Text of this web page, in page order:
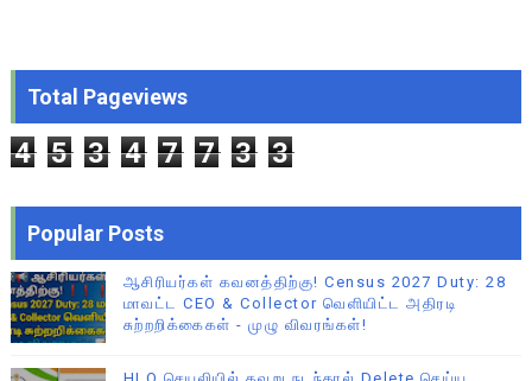
Total Pageviews
4 5 3 4 7 7 3 3
Popular Posts
ஆசிரியர்கள் கவனத்திற்கு! Census 2027 Duty: 28
மாவட்ட CEO & Collector வெளியிட்ட அதிரடி
சுற்றறிக்கைகள் - முழு விவரங்கள்!